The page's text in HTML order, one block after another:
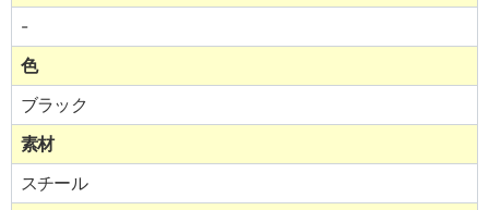
-
色
ブラック
素材
スチール